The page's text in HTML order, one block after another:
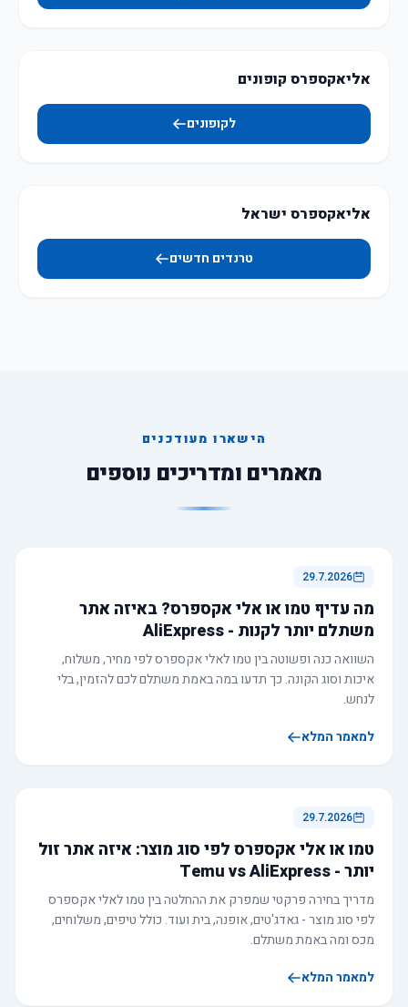
אליאקספרס קופונים
לקופונים
אליאקספרס ישראל
טרנדים חדשים
הישארו מעודכנים
מאמרים ומדריכים נוספים
29.7.2026
מה עדיף טמו או אלי אקספרס? באיזה אתר
משתלם יותר לקנות - AliExpress
השוואה כנה ופשוטה בין טמו לאלי אקספרס לפי מחיר, משלוח,
איכות וסוג הקונה. כך תדעו במה באמת משתלם לכם להזמין, בלי
לנחש.
למאמר המלא
29.7.2026
טמו או אלי אקספרס לפי סוג מוצר: איזה אתר זול
יותר - Temu vs AliExpress
מדריך בחירה פרקטי שמפרק את ההחלטה בין טמו לאלי אקספרס
לפי סוג מוצר - גאדג'טים, אופנה, בית ועוד. כולל טיפים, משלוחים,
מכס ומה באמת משתלם.
למאמר המלא